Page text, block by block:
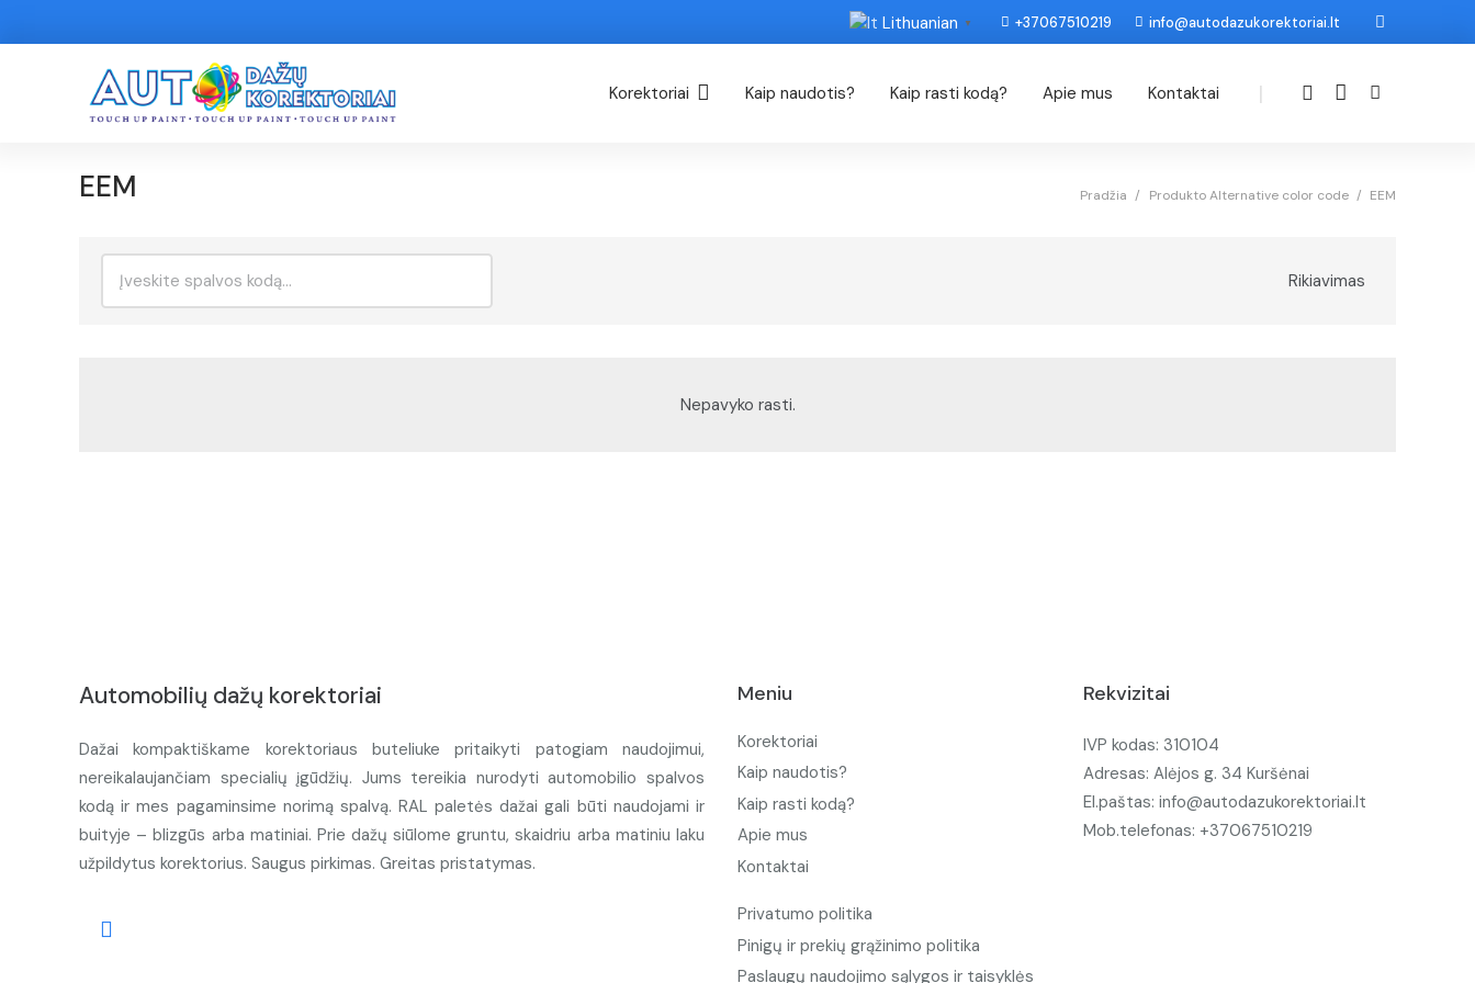
Lithuanian ▼ +37067510219 info@autodazukorektoriai.lt
Korektoriai Kaip naudotis? Kaip rasti kodą? Apie mus Kontaktai |
EEM Pradžia / Produkto Alternative color code / EEM
Rikiavimas
Nepavyko rasti.
Automobilių dažų korektoriai
Dažai kompaktiškame korektoriaus buteliuke pritaikyti patogiam naudojimui,
nereikalaujančiam specialių įgūdžių. Jums tereikia nurodyti automobilio spalvos
kodą ir mes pagaminsime norimą spalvą. RAL paletės dažai gali būti naudojami ir
buityje – blizgūs arba matiniai. Prie dažų siūlome gruntu, skaidriu arba matiniu laku
užpildytus korektorius. Saugus pirkimas. Greitas pristatymas.
Meniu
Korektoriai
Kaip naudotis?
Kaip rasti kodą?
Apie mus
Kontaktai
Privatumo politika
Pinigų ir prekių grąžinimo politika
Paslaugų naudojimo sąlygos ir taisyklės
Rekvizitai
IVP kodas: 310104
Adresas: Alėjos g. 34 Kuršėnai
El.paštas: info@autodazukorektoriai.lt
Mob.telefonas: +37067510219